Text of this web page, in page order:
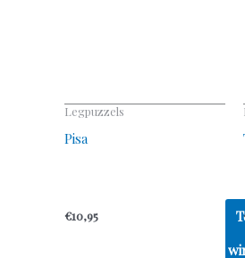
Legpuzzels
Pisa
€10,95